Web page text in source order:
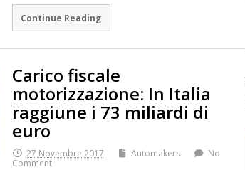
Continue Reading
Carico fiscale
motorizzazione: In Italia
raggiune i 73 miliardi di
euro
27 Novembre 2017 Automakers
No
Comment